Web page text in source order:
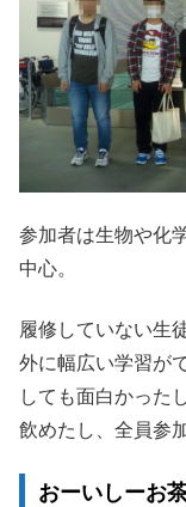
参加者は生物や化
中心。
履修していない生
外に幅広い学習が
しても面白かった
飲めたし、全員参
おーいしーお